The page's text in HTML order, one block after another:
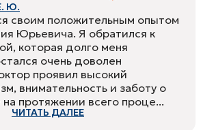
Ю.
своим положительным опытом
Юрьевича. Я обратился к
которая долго меня
очень доволен
проявил высокий
внимательность и заботу о
протяжении всего проце...
ЧИТАТЬ ДАЛЕЕ